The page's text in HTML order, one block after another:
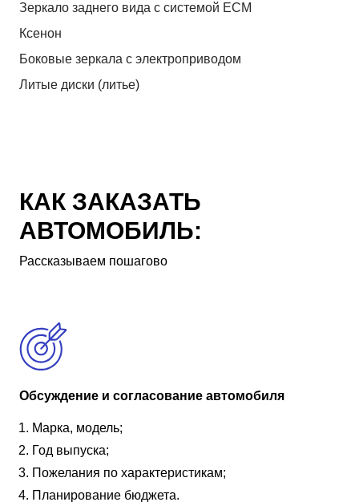
Зеркало заднего вида с системой ЕСМ
Ксенон
Боковые зеркала с электроприводом
Литые диски (литье)
КАК ЗАКАЗАТЬ
АВТОМОБИЛЬ:
Рассказываем пошагово
Обсуждение и согласование автомобиля
Марка, модель;
Год выпуска;
Пожелания по характеристикам;
Планирование бюджета.